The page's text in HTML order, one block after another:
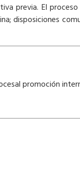
previa. El
disposiciones
promoción